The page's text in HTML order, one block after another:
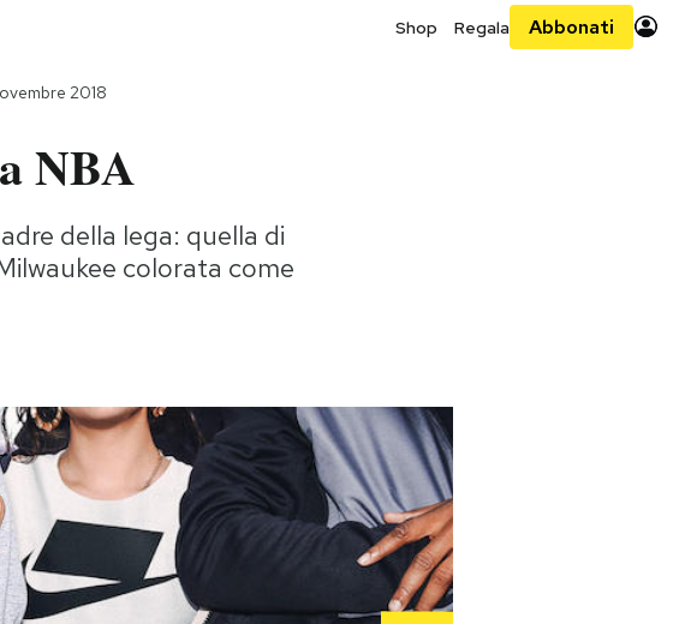
Shop Regala Abbonati
2018
NBA
della lega: quella di
colorata come